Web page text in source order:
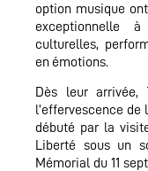
option musique
exceptionnelle
culturelles,
en émotions.
Dès leur arrivée,
l’effervescence
débuté par la
Liberté sous un
Mémorial du 11